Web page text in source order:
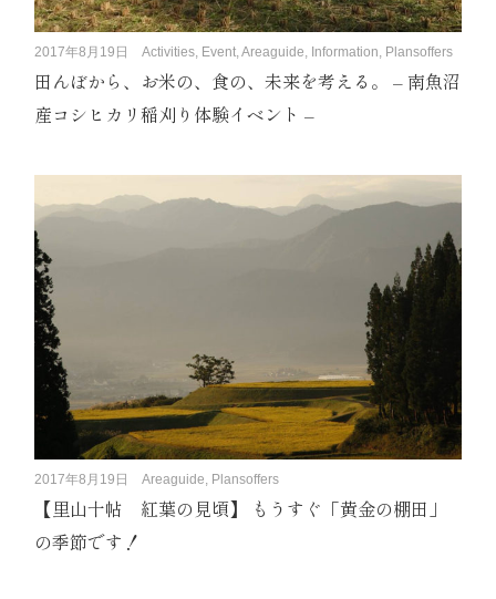
2017年8月19日 Activities, Event, Areaguide, Information, Plansoffers
田んぼから、お米の、食の、未来を考える。 – 南魚沼
産コシヒカリ稲刈り体験イベント –
2017年8月19日 Areaguide, Plansoffers
【里山十帖 紅葉の見頃】 もうすぐ「黄金の棚田」
の季節です！